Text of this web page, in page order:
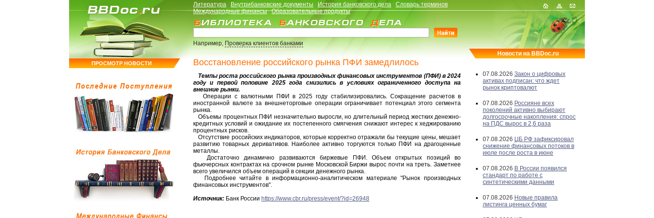
ПРОСМОТР НОВОСТИ
Литература Внутрибанковские документы История банковского дела
Словарь терминов
Международные финансы
Образовательные продукты
Например,Проверка клиентов банками
Восстановление российского рынка ПФИ замедлилось
Темпы роста российского рынка производных финансовых инструментов (ПФИ) в 2024
году и первой половине 2025 года снизились в условиях ограниченного доступа на
внешние рынки.
Операции с валютными ПФИ в 2025 году стабилизировались. Сокращение расчетов в
иностранной валюте за внешнеторговые операции ограничивает потенциал этого сегмента
рынка.
Объемы процентных ПФИ незначительно выросли, но длительный период жестких денежно-
кредитных условий и ожидание их постепенного смягчения снижают интерес к хеджированию
процентных рисков.
Отсутствие российских индикаторов, которые корректно отражали бы текущие цены, мешает
развитию товарных деривативов. Наиболее активно торгуются только ПФИ на драгоценные
металлы.
Достаточно динамично развиваются биржевые ПФИ. Объем открытых позиций во
фьючерсных контрактах на срочном рынке Московской Биржи вырос почти на треть. Заметнее
всего увеличился объем операций в секции денежного рынка.
Подробнее читайте в информационно-аналитическом материале "Рынок производных
финансовых инструментов".
Источник: Банк России https://www.cbr.ru/press/event/?id=26948
Новости на BBDoc.ru
07.08.2026 Закон о цифровых
активах подписан: что ждет
рынок криптовалют
07.08.2026 Россияне всех
поколений активно выбирают
долгосрочные накопления: спрос
на ПДС вырос в 2,6 раза
07.08.2026 ЦБ РФ зафиксировал
снижение финансовых потоков в
июле после роста в июне
07.08.2026 В России появился
стандарт по работе с
синтетическими данными
07.08.2026 Новые правила
листинга ценных бумаг